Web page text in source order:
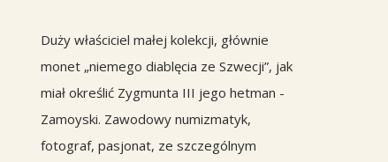
Duży właściciel małej kolekcji, głównie
monet „niemego diablęcia ze Szwecji”, jak
miał określić Zygmunta III jego hetman -
Zamoyski. Zawodowy numizmatyk,
fotograf, pasjonat, ze szczególnym